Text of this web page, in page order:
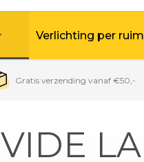
Verlichting per
Gratis verzending vanaf €50,-
VIDE